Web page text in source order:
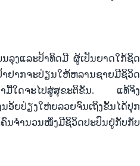
ນລຸງແລະປ້າທິດມີ ຜູ້ເປັນຍາດໃກ້ຊິດ
າຢາກຈະປ່ຽນໃຫ້ຫລານຊາຍມີຊິວິດ
ມື້ໃດຈະໄປສູ່ສຸຂະຕິຂັນ. ແທ້ຈິງ
ນອ້ຍປ່ຽງໃຫ່ຍລວຍຈົນເຖິງຂັ້ນໄດ້ປຸກ
ຄົນຈຳນວນໜຶ່ງມີຊິວິດປະປົນຢູ່ກັບກັບ